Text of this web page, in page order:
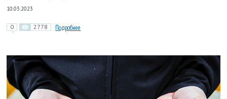
10.03.2023
0 2778 Подробнее